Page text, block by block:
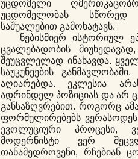
უცდომელი
უცდომელობას სწორედ
საშუალებით გამოხატავს.
ნებისმიერ ისტორიულ
ცვალებადობის
შეუცვლელად ინახავდა.
საუკუნეების
აღიარებდა. ეკლესია
ადრინდელ პოზიციას და არ
განსაზღვრებით. როგორც
ფორმულირებებს
ევოლუციური პროცესი,
მოდერნისტი ვერ
თანამედროვენი, რჩებიან